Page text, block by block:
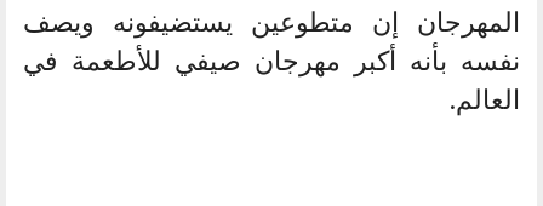
المهرجان إن متطوعين يستضيفونه ويصف
نفسه بأنه أكبر مهرجان صيفي للأطعمة في
العالم.